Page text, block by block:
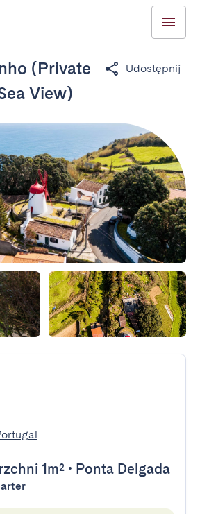
(Private
View)
Udostępnij
1m² • Ponta Delgada